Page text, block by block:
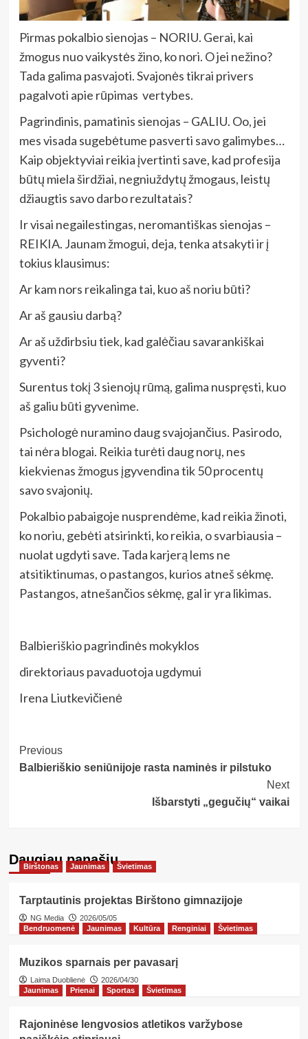
Pirmas pokalbio sienojas – NORIU. Gerai, kai
žmogus nuo vaikystės žino, ko nori. O jei nežino?
Tada galima pasvajoti. Svajonės tikrai privers
pagalvoti apie rūpimas vertybes.
Pagrindinis, pamatinis sienojas – GALIU. Oo, jei
mes visada sugebėtume pasverti savo galimybes…
Kaip objektyviai reikia įvertinti save, kad profesija
būtų miela širdžiai, negniuždytų žmogaus, leistų
džiaugtis savo darbo rezultatais?
Ir visai negailestingas, neromantiškas sienojas –
REIKIA. Jaunam žmogui, deja, tenka atsakyti ir į
tokius klausimus:
Ar kam nors reikalinga tai, kuo aš noriu būti?
Ar aš gausiu darbą?
Ar aš uždirbsiu tiek, kad galėčiau savarankiškai
gyventi?
Surentus tokį 3 sienojų rūmą, galima nuspręsti, kuo
aš galiu būti gyvenime.
Psichologė nuramino daug svajojančius. Pasirodo,
tai nėra blogai. Reikia turėti daug norų, nes
kiekvienas žmogus įgyvendina tik 50 procentų
savo svajonių.
Pokalbio pabaigoje nusprendėme, kad reikia žinoti,
ko noriu, gebėti atsirinkti, ko reikia, o svarbiausia –
nuolat ugdyti save. Tada karjerą lems ne
atsitiktinumas, o pastangos, kurios atneš sėkmę.
Pastangos, atnešančios sėkmę, gal ir yra likimas.
Balbieriškio pagrindinės mokyklos
direktoriaus pavaduotoja ugdymui
Irena Liutkevičienė
Post
Navigation
Previous
Balbieriškio seniūnijoje rasta naminės ir pilstuko
Next
Išbarstyti „gegučių“ vaikai
Daugiau panašių…
Birštonas Jaunimas Švietimas
Tarptautinis projektas Birštono gimnazijoje
NG Media
2026/05/05
Bendruomenė
Jaunimas Kultūra Renginiai Švietimas
Muzikos sparnais per pavasarį
Laima Duoblienė
2026/04/30
Jaunimas
Prienai Sportas Švietimas
Rajoninėse lengvosios atletikos varžybose